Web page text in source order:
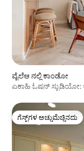
ವೈಲೆಆ ನಲ್ಲಿ ಕಾಂಡೋ
ಎಕಾಹಿ ಓಷನ್ ಸ್ಟುಡಿಯೋ:
ಗೆಸ್ಟ್‌ಗಳ ಅಚ್ಚುಮೆಚ್ಚಿನದು
ಗೆಸ್ಟ್‌ಗಳ ಅಚ್ಚುಮೆಚ್ಚಿನದು